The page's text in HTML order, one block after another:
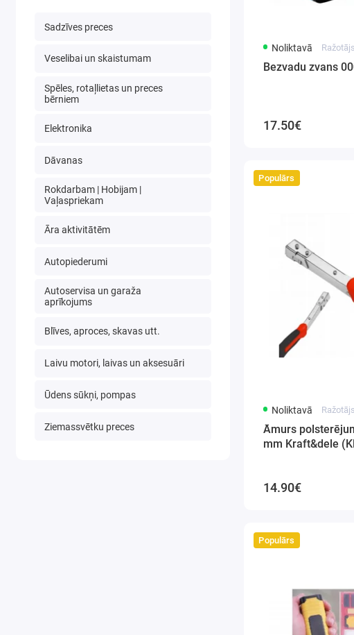
Sadzīves preces
Veselibai un skaistumam
Spēles, rotaļlietas un preces
bērniem
Elektronika
Dāvanas
Rokdarbam | Hobijam |
Vaļaspriekam
Āra aktivitātēm
Autopiederumi
Autoservisa un garaža
aprīkojums
Blīves, aproces, skavas utt.
Laivu motori, laivas un aksesuāri
Ūdens sūkņi, pompas
Ziemassvētku preces
Noliktavā
Bezvadu zvans
17.50€
Populārs
Noliktavā
Āmurs
mm Kraft&dele
14.90€
Populārs